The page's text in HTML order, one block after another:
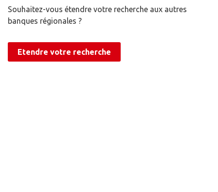
Souhaitez-vous étendre votre recherche aux autres
banques régionales ?
Etendre votre recherche